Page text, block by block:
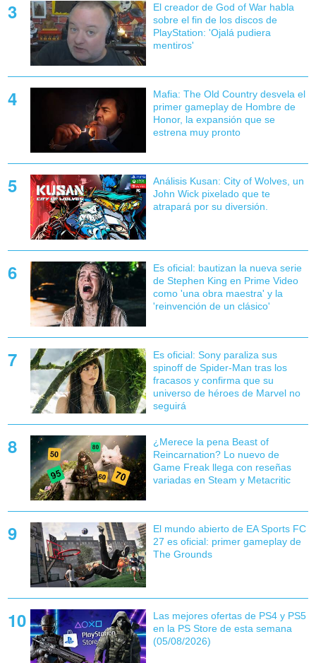
El creador de God of War habla
sobre el fin de los discos de
PlayStation: 'Ojalá pudiera
mentiros'
Mafia: The Old Country desvela el
primer gameplay de Hombre de
Honor, la expansión que se
estrena muy pronto
Análisis Kusan: City of Wolves, un
John Wick pixelado que te
atrapará por su diversión.
Es oficial: bautizan la nueva serie
de Stephen King en Prime Video
como 'una obra maestra' y la
'reinvención de un clásico'
Es oficial: Sony paraliza sus
spinoff de Spider-Man tras los
fracasos y confirma que su
universo de héroes de Marvel no
seguirá
¿Merece la pena Beast of
Reincarnation? Lo nuevo de
Game Freak llega con reseñas
variadas en Steam y Metacritic
El mundo abierto de EA Sports FC
27 es oficial: primer gameplay de
The Grounds
Las mejores ofertas de PS4 y PS5
en la PS Store de esta semana
(05/08/2026)